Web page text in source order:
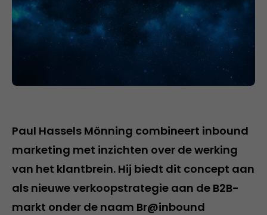
Paul Hassels Mönning combineert inbound
marketing met inzichten over de werking
van het klantbrein. Hij biedt dit concept aan
als nieuwe verkoopstrategie aan de B2B-
markt onder de naam Br@inbound